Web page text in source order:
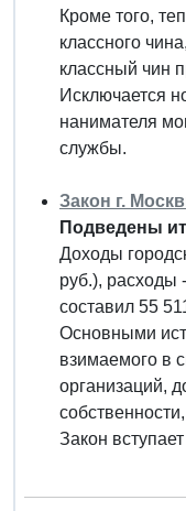
Кроме того,
классного
классный чин
Исключается
нанимателя
службы.
Закон г.
Подведены
Доходы
руб.), расходы
составил 55
Основными
взимаемого в
организаций,
Закон